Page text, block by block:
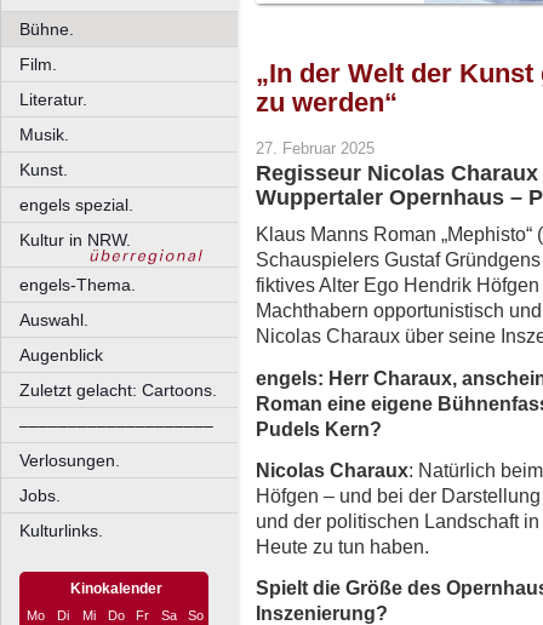
Bühne.
Film.
Literatur.
Musik.
Kunst.
engels spezial.
Kultur in NRW.
engels-Thema.
Auswahl.
Augenblick
Zuletzt gelacht: Cartoons.
––––––––––––––––––––
Verlosungen.
Jobs.
Kulturlinks.
Kinokalender
Mo Di Mi Do Fr Sa
So
„In der Welt der
zu werden“
27. Februar 2025
Regisseur Nicolas
Wuppertaler Opernhaus –
Klaus Manns Roman
Schauspielers Gustaf
fiktives Alter Ego Hendrik
Machthabern opportunistisch
Nicolas Charaux über seine
engels: Herr Charaux,
Roman eine eigene
Pudels Kern?
Nicolas Charaux: Natürlich
Höfgen – und bei der
und der politischen Landschaft
Heute zu tun haben.
Spielt die Größe des
Inszenierung?